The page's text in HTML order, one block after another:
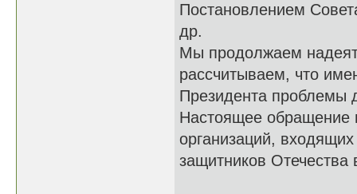
Постановлением
др.
Мы продолжаем
рассчитываем, что
Президента проблемы
Настоящее обращение
организаций,
защитников Отечества